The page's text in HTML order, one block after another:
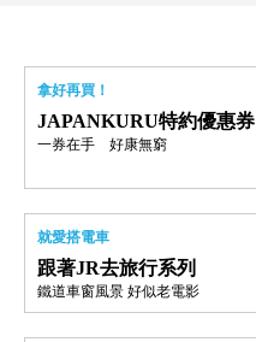
拿好再買！
JAPANKURU特約優惠券
一券在手 好康無窮
就愛搭電車
跟著JR去旅行系列
鐵道車窗風景 好似老電影